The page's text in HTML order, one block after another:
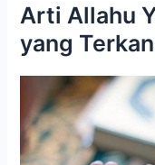
Arti Allahu
yang